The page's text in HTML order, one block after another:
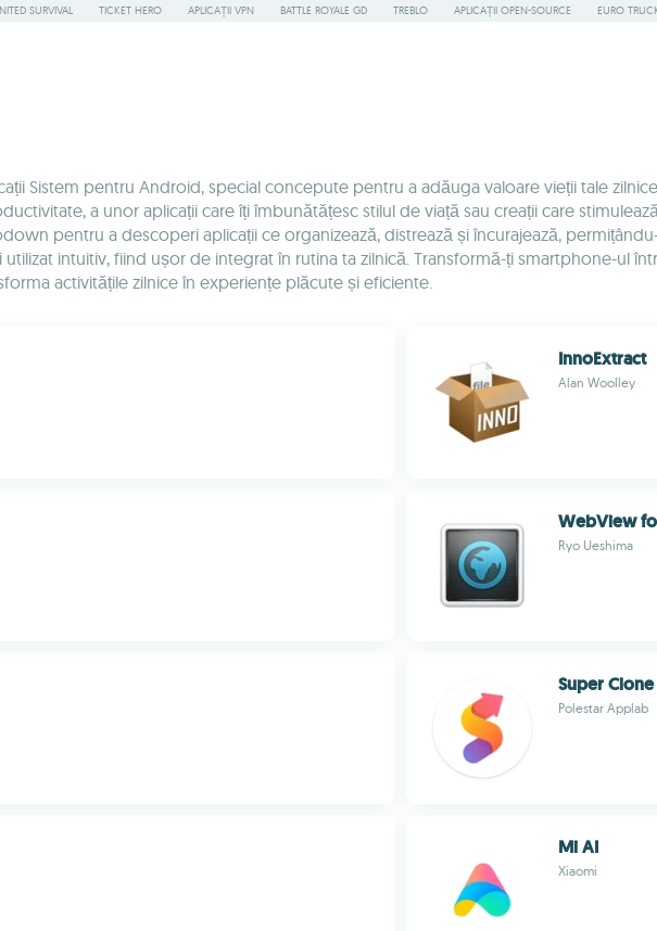
SURVIVAL TICKET HERO APLICAȚII VPN BATTLE ROYALE GD TREBLO APLICAȚII OPEN-SOURCE EURO
Sistem pentru Android, special concepute pentru a adăuga valoare vieții tale
a unor aplicații care îți îmbunătățesc stilul de viață sau creații care
pentru a descoperi aplicații ce organizează, distrează și încurajează,
intuitiv, fiind ușor de integrat în rutina ta zilnică. Transformă-ți smartphone-ul
activitățile zilnice în experiențe plăcute și eficiente.
InnoExtract
Alan Woolley
WebView
Ryo Ueshima
Super Clone
Polestar Applab
Mi AI
Xiaomi